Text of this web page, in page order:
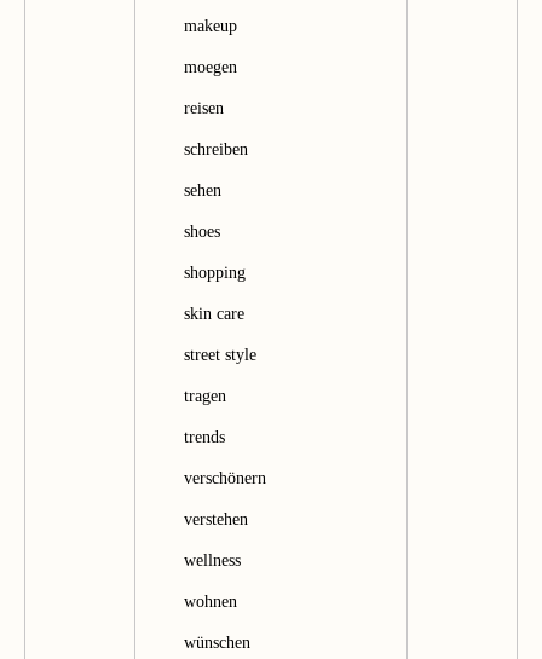
makeup
moegen
reisen
schreiben
sehen
shoes
shopping
skin care
street style
tragen
trends
verschönern
verstehen
wellness
wohnen
wünschen